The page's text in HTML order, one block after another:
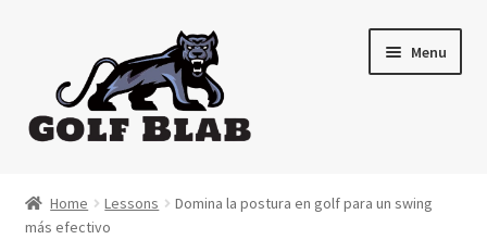
navigation
content
Menu
About
Home Lessons
Domina la postura en golf para un swing
más efectivo